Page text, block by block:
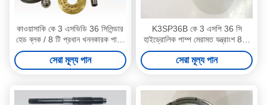
কাওয়াসাকি কে 3 এসভিডি 36 সিলিন্ডার
হেড ব্লক / 8 টি প্রধান খননকারক পাম্প
যন্ত্রাংশ কে 3 ভি সিরিজ
সেরা মূল্য পান
K3SP36B কে 3 এসপি 36 সি
হাইড্রোলিক পাম্প মেরামত যন্ত্রাংশ 8 টি
খননকারীর প্রধান পাম্প সমর্থন
সেরা মূল্য পান